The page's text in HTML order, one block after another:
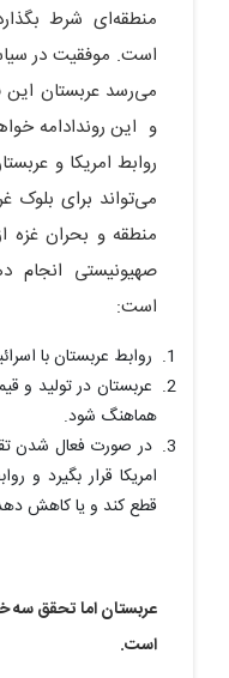
منطقه‌ای شرط
است. موفقیت در
می‌رسد عربستان
و این روندادامه
روابط امریکا و
می‌تواند برای
منطقه و بحران غزه
صهیونیستی انجام
است:
روابط عربستان با
عربستان در تولید و
هماهنگ شود.
در صورت فعال شدن
امریکا قرار بگیرد و
قطع کند و یا کاهش
عربستان اما تحقق سه
است.